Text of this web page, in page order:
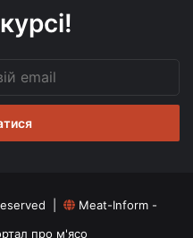
|
Meat-Inform -
про м'ясо